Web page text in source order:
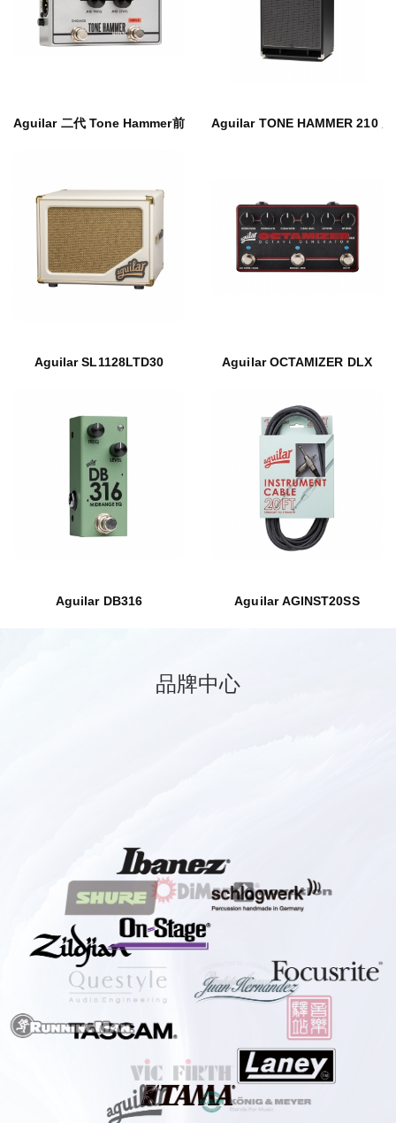
Aguilar 二代 Tone Hammer前级单块Aguilar TONE HAMMER 210 贝
Aguilar SL1128LTD30 Aguilar OCTAMIZER DLX
Aguilar DB316 Aguilar AGINST20SS
品牌中心